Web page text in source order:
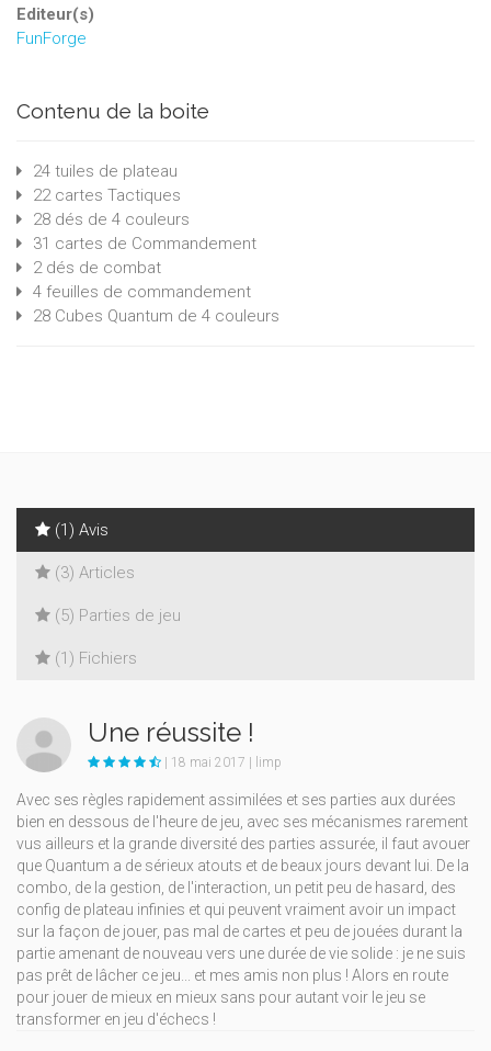
Editeur(s)
FunForge
Contenu de la boite
24 tuiles de plateau
22 cartes Tactiques
28 dés de 4 couleurs
31 cartes de Commandement
2 dés de combat
4 feuilles de commandement
28 Cubes Quantum de 4 couleurs
(1) Avis
(3) Articles
(5) Parties de jeu
(1) Fichiers
Une réussite !
| 18 mai 2017 | limp
Avec ses règles rapidement assimilées et ses parties aux durées
bien en dessous de l'heure de jeu, avec ses mécanismes rarement
vus ailleurs et la grande diversité des parties assurée, il faut avouer
que Quantum a de sérieux atouts et de beaux jours devant lui. De la
combo, de la gestion, de l'interaction, un petit peu de hasard, des
config de plateau infinies et qui peuvent vraiment avoir un impact
sur la façon de jouer, pas mal de cartes et peu de jouées durant la
partie amenant de nouveau vers une durée de vie solide : je ne suis
pas prêt de lâcher ce jeu... et mes amis non plus ! Alors en route
pour jouer de mieux en mieux sans pour autant voir le jeu se
transformer en jeu d'échecs !